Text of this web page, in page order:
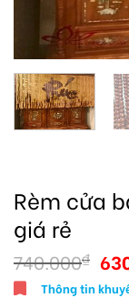
Rèm cửa
giá rẻ
740.000₫
Thông tin